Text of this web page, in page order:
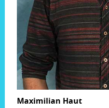
Maximilian Haut